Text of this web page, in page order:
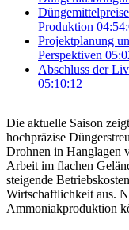
Produktion
Projektplanung
Perspektiven
Abschluss der
05:10:12
Die aktuelle Saison
hochpräzise
Drohnen in Hanglagen
Arbeit im flachen
steigende
Wirtschaftlichkeit aus.
Ammoniakproduktion